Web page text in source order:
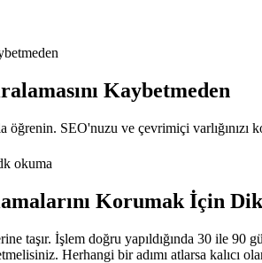
Kaybetmeden
öğrenin. SEO'nuzu ve çevrimiçi varlığınızı
okuma
Korumak İçin
taşır. İşlem doğru yapıldığında 30 ile
Herhangi bir adımı atlarsa kalıcı